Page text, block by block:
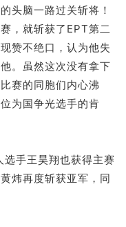
头脑一路过关斩将！
，就斩获了EPT第二
赞不绝口，认为他失
。虽然这次没有拿下
赛的同胞们内心沸
为国争光选手的肯
手王昊翔也获得主赛
炜再度斩获亚军，同